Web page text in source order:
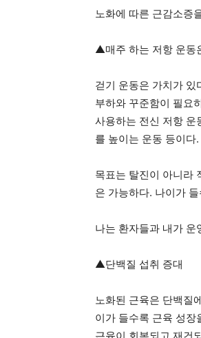
노화에 따른 근감소증
▲매주 하는 저항 운동
걷기 운동은 가치가 있
부하와 꾸준함이 필요
사용하는 전신 저항
를 높이는 운동 등이다.
목표는 탈진이 아니라
은 가능하다. 나이가
나는 환자들과 내가 운
▲단백질 섭취 증대
노화된 근육은 단백질
이가 들수록 근육 성장